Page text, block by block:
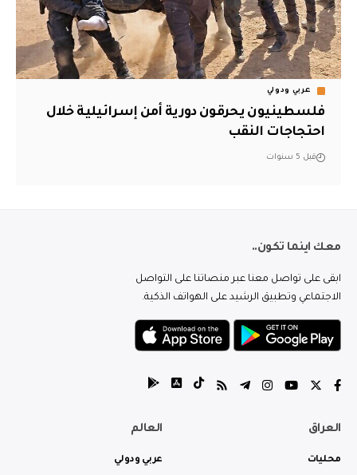
عربي ودولي
فلسطينيون يحرقون دورية أمن إسرائيلية خلال
احتجاجات النقب
قبل 5 سنوات
معك اينما تكون..
ابقى على تواصل معنا عبر منصاتنا على التواصل
الاجتماعي وتطبيق الرشيد على الهواتف الذكية.
العراق
محليات
العالم
عربي ودولي